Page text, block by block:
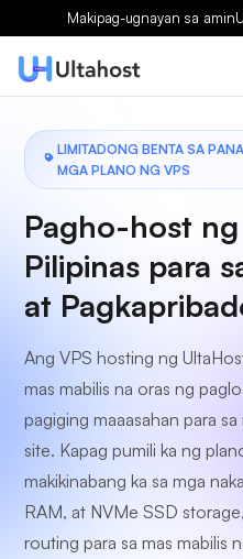
Makipag-ugnayan sa amin
LIMITADONG BENTA SA
MGA PLANO NG VPS
Pagho-host ng
Pilipinas para
at
Ang VPS hosting ng
mas mabilis na oras ng
pagiging maaasahan para
site. Kapag pumili ka ng
makikinabang ka sa mga
RAM, at NVMe SSD
routing para sa mas mabilis